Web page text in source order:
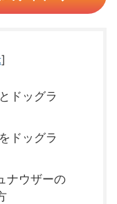
]
ドッグラ
ドッグラ
ナウザーの